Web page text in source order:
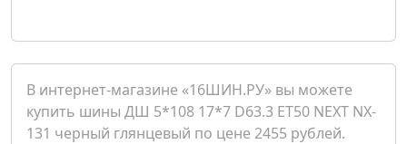
В интернет-магазине «16ШИН.РУ» вы можете
купить шины ДШ 5*108 17*7 D63.3 ET50 NEXT NX-
131 черный глянцевый по цене 2455 рублей.